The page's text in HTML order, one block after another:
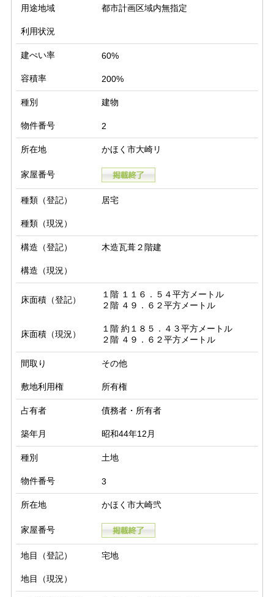
用途地域 都市計画区域内無指定
利用状況
建ぺい率 60%
容積率 200%
種別 建物
物件番号 2
所在地 かほく市大崎リ
家屋番号
種類（登記） 居宅
種類（現況）
構造（登記） 木造瓦葺２階建
構造（現況）
床面積（登記）
１階 １１６．５４平方メートル
２階 ４９．６２平方メートル
床面積（現況）
１階 約１８５．４３平方メートル
２階 ４９．６２平方メートル
間取り その他
敷地利用権 所有権
占有者 債務者・所有者
築年月 昭和44年12月
種別 土地
物件番号 3
所在地 かほく市大崎弐
家屋番号
地目（登記） 宅地
地目（現況）